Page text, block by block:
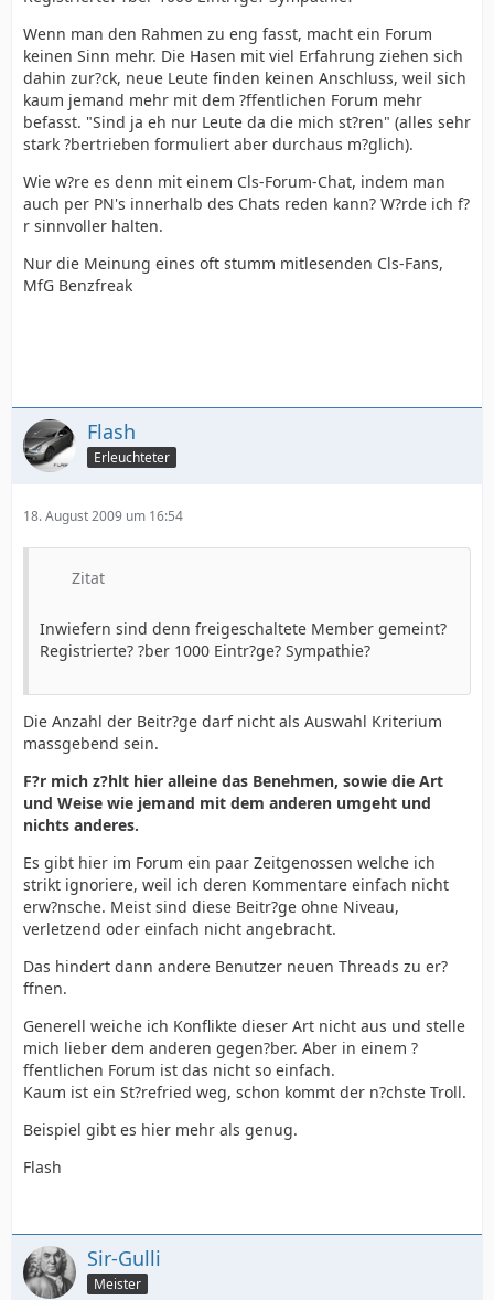
Wenn man den Rahmen zu eng fasst, macht ein Forum
keinen Sinn mehr. Die Hasen mit viel Erfahrung ziehen sich
dahin zur?ck, neue Leute finden keinen Anschluss, weil sich
kaum jemand mehr mit dem ?ffentlichen Forum mehr
befasst. "Sind ja eh nur Leute da die mich st?ren" (alles sehr
stark ?bertrieben formuliert aber durchaus m?glich).
Wie w?re es denn mit einem Cls-Forum-Chat, indem man
auch per PN's innerhalb des Chats reden kann? W?rde ich f?
r sinnvoller halten.
Nur die Meinung eines oft stumm mitlesenden Cls-Fans,
MfG Benzfreak
Flash
Erleuchteter
18. August 2009 um 16:54
Zitat
Inwiefern sind denn freigeschaltete Member gemeint?
Registrierte? ?ber 1000 Eintr?ge? Sympathie?
Die Anzahl der Beitr?ge darf nicht als Auswahl Kriterium
massgebend sein.
F?r mich z?hlt hier alleine das Benehmen, sowie die Art
und Weise wie jemand mit dem anderen umgeht und
nichts anderes.
Es gibt hier im Forum ein paar Zeitgenossen welche ich
strikt ignoriere, weil ich deren Kommentare einfach nicht
erw?nsche. Meist sind diese Beitr?ge ohne Niveau,
verletzend oder einfach nicht angebracht.
Das hindert dann andere Benutzer neuen Threads zu er?
ffnen.
Generell weiche ich Konflikte dieser Art nicht aus und stelle
mich lieber dem anderen gegen?ber. Aber in einem ?
ffentlichen Forum ist das nicht so einfach.
Kaum ist ein St?refried weg, schon kommt der n?chste Troll.
Beispiel gibt es hier mehr als genug.
Flash
Sir-Gulli
Meister